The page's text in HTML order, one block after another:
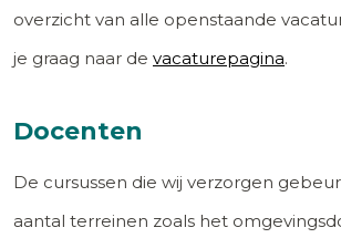
overzicht van alle openstaande
je graag naar de vacaturepagina.
Docenten
De cursussen die wij verzorgen
aantal terreinen zoals het